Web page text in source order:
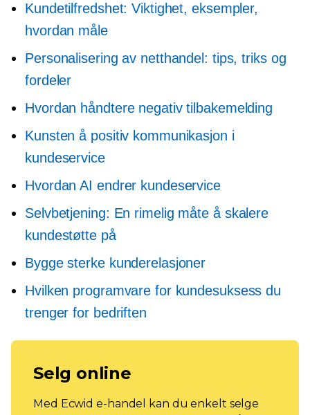
Kundetilfredshet: Viktighet, eksempler,
hvordan måle
Personalisering av netthandel: tips, triks og
fordeler
Hvordan håndtere negativ tilbakemelding
Kunsten å positiv kommunikasjon i
kundeservice
Hvordan AI endrer kundeservice
Selvbetjening: En rimelig måte å skalere
kundestøtte på
Bygge sterke kunderelasjoner
Hvilken programvare for kundesuksess du
trenger for bedriften
Selg online
Med Ecwid e-handel kan du enkelt selge